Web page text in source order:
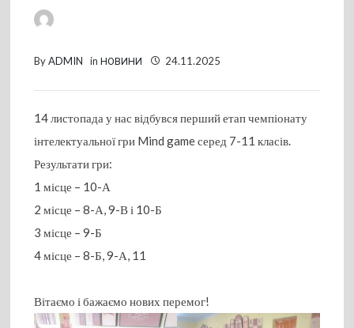
ByADMIN inНОВИНИ 24.11.2025
14 листопада у нас відбувся перший етап чемпіонату
інтелектуальної гри Mind game серед 7-11 класів.
Результати гри:
1 місце – 10-А
2 місце – 8-А, 9-В і 10-Б
3 місце – 9-Б
4 місце – 8-Б, 9-А, 11
Вітаємо і бажаємо нових перемог!